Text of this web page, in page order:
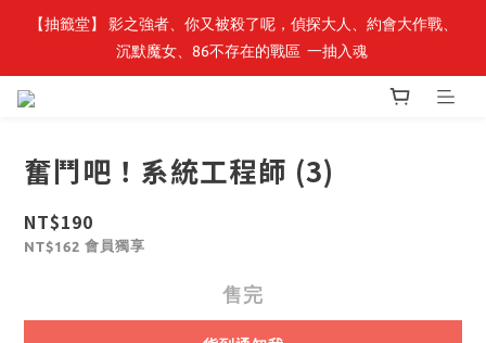
【轉生史萊姆】系列書展🌟系列小說 79 折，滿$389送「完節紀念
明信片組」
【抽籤堂】 影之強者、你又被殺了呢，偵探大人、約會大作戰、
沉默魔女、86不存在的戰區  一抽入魂
【轉生史萊姆】系列書展🌟系列小說 79 折，滿$389送「完節紀念
奮鬥吧！系統工程師 (3)
NT$190
NT$162 會員獨享
售完